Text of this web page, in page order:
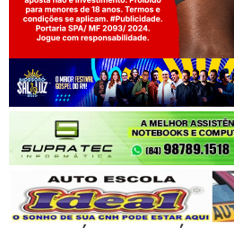
Jogue com responsabilidade. 18+